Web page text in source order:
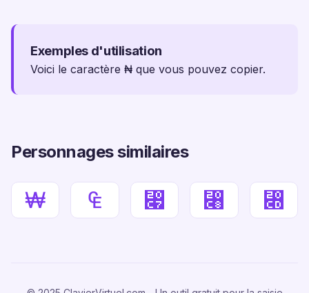
Exemples d'utilisation
Voici le caractère ₦ que vous pouvez copier.
Personnages similaires
₩ ₠ ⃇ ⃈ ⃍